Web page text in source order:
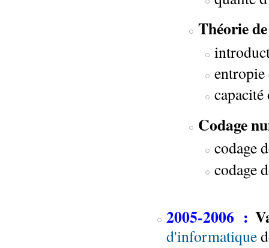
Théorie
Codage
codage
codage
2005-2006 :
d'informatique